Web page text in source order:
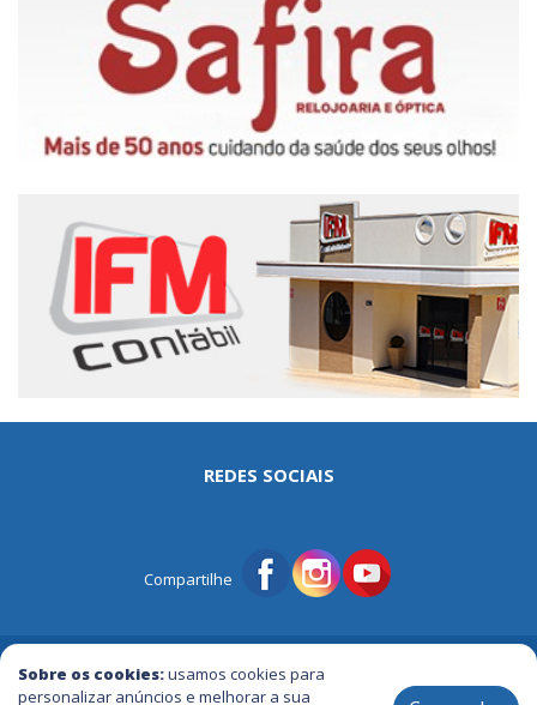
Sobre os cookies:usamos cookies para
personalizar anúncios e melhorar a sua
REDES SOCIAIS
Compartilhe